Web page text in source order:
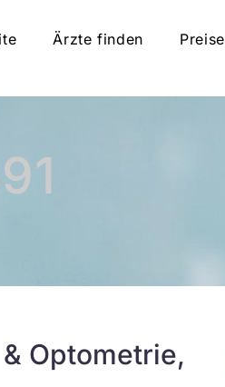
Ärzte finden Preise
Optometrie,